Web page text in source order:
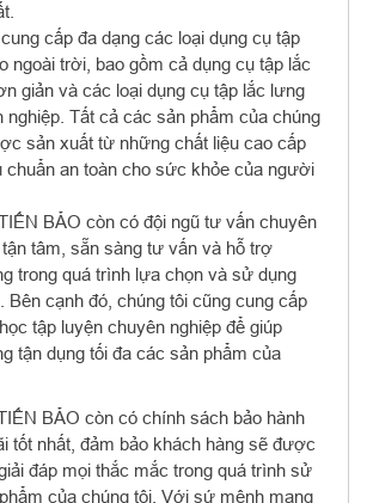
cấp đa dạng các loại dụng cụ tập
ngoài trời, bao gồm cả dụng cụ tập lắc
giản và các loại dụng cụ tập lắc lưng
nghiệp. Tất cả các sản phẩm của chúng
sản xuất từ những chất liệu cao cấp
chuẩn an toàn cho sức khỏe của người
BẢO còn có đội ngũ tư vấn chuyên
tận tâm, sẵn sàng tư vấn và hỗ trợ
trong quá trình lựa chọn và sử dụng
Bên cạnh đó, chúng tôi cũng cung cấp
tập luyện chuyên nghiệp để giúp
tận dụng tối đa các sản phẩm của
BẢO còn có chính sách bảo hành
tốt nhất, đảm bảo khách hàng sẽ được
đáp mọi thắc mắc trong quá trình sử
của chúng tôi. Với sứ mệnh mang